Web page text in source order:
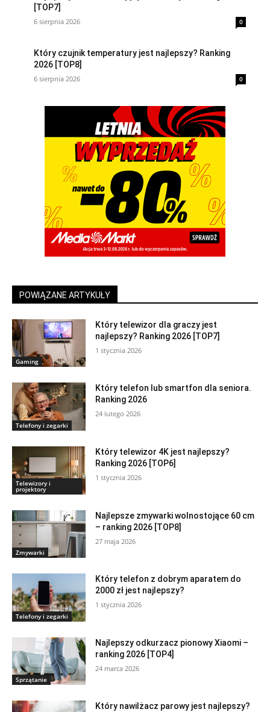
[TOP7]
6 sierpnia 2026 0
Który czujnik temperatury jest najlepszy? Ranking
2026 [TOP8]
6 sierpnia 2026 0
POWIĄZANE ARTYKUŁY
Gaming
Który telewizor dla graczy jest
najlepszy? Ranking 2026 [TOP7]
1 stycznia 2026
Telefony i zegarki
Który telefon lub smartfon dla seniora.
Ranking 2026
24 lutego 2026
Telewizory i
projektory
Który telewizor 4K jest najlepszy?
Ranking 2026 [TOP6]
1 stycznia 2026
Zmywarki
Najlepsze zmywarki wolnostojące 60 cm
– ranking 2026 [TOP8]
27 maja 2026
Telefony i zegarki
Który telefon z dobrym aparatem do
2000 zł jest najlepszy?
1 stycznia 2026
Sprzątanie
Najlepszy odkurzacz pionowy Xiaomi –
ranking 2026 [TOP4]
24 marca 2026
Który nawilżacz parowy jest najlepszy?